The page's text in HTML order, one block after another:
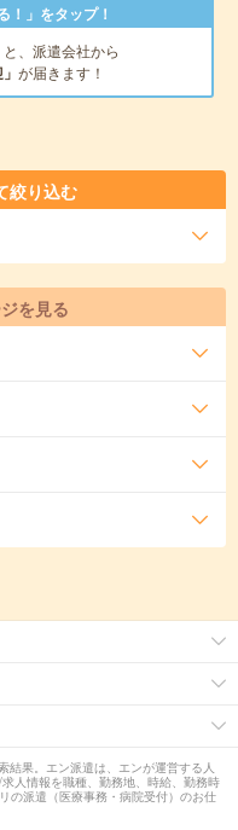
」をタップ！
、派遣会社から
が届きます！
絞り込む
を見る
結果。エン派遣は、エンが運営する人
人情報を職種、勤務地、時給、勤務時
の派遣（医療事務・病院受付）のお仕